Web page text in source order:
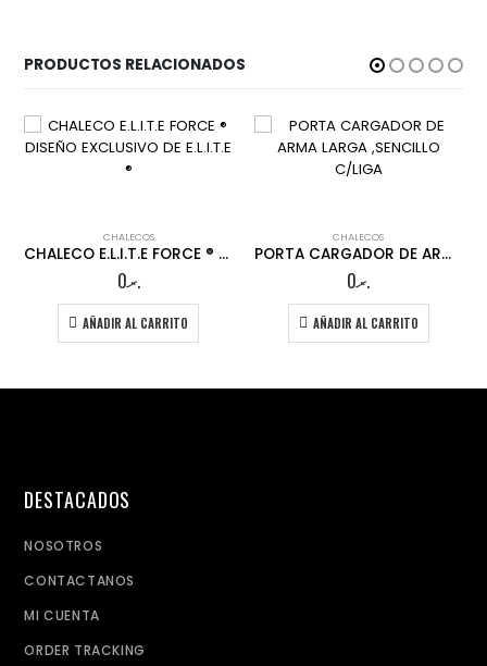
PRODUCTOS RELACIONADOS
CHALECOS
CHALECO E.L.I.T.E FORCE ® DISEÑO EXCLUSIVO DE E.L.I.T.E ®
.ރ0
AÑADIR AL CARRITO
CHALECOS
PORTA CARGADOR DE ARMA LARGA ,SENCILLO C/LIGA
.ރ0
AÑADIR AL CARRITO
DESTACADOS
NOSOTROS
CONTACTANOS
MI CUENTA
ORDER TRACKING